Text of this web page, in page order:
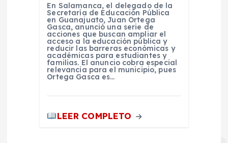
En Salamanca, el delegado de la
Secretaría de Educación Pública
en Guanajuato, Juan Ortega
Gasca, anunció una serie de
acciones que buscan ampliar el
acceso a la educación pública y
reducir las barreras económicas y
académicas para estudiantes y
familias. El anuncio cobra especial
relevancia para el municipio, pues
Ortega Gasca es…
LEER COMPLETO